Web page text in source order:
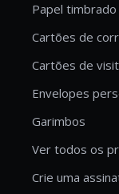
Papel timbrado
Cartões de
Cartões de
Envelopes
Garimbos
Ver todos os
Crie uma